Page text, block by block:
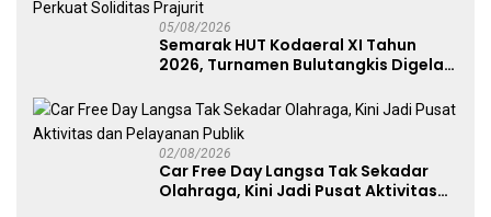
05/08/2026
Semarak HUT Kodaeral XI Tahun
2026, Turnamen Bulutangkis Digelar
Perkuat Soliditas Prajurit
02/08/2026
Car Free Day Langsa Tak Sekadar
Olahraga, Kini Jadi Pusat Aktivitas